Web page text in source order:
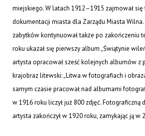
miejskiego. W latach 1912–1915 zajmował
dokumentacji miasta dla Zarządu Miasta
zabytków kontynuował także po zakończeniu
roku ukazał się pierwszy album „Świątynie
artysta opracował sześć kolejnych albumów z
krajobraz litewski: „Litwa w fotografiach i
samym czasie pracował nad albumami
w 1916 roku liczył już 800 zdjęć. Fotograficzną
artysta zakończył w 1920 roku, zamykając ją w